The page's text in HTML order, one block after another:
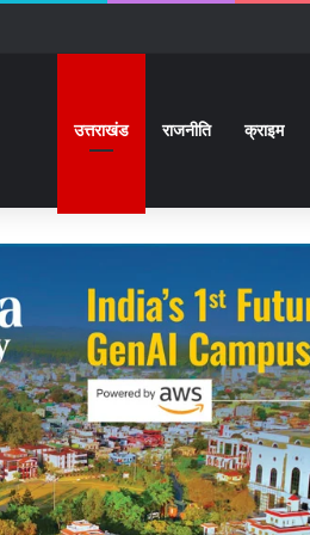
से कराया वाकिफ:32 देशों के Students पहली
उत्तराखंड राजनीति क्राइम